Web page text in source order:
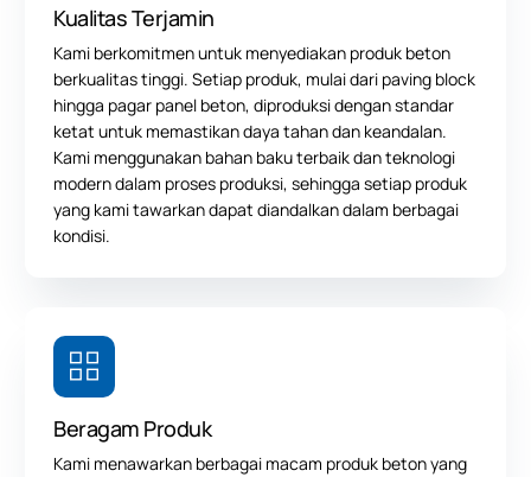
Kualitas Terjamin
Kami berkomitmen untuk menyediakan produk beton
berkualitas tinggi. Setiap produk, mulai dari paving block
hingga pagar panel beton, diproduksi dengan standar
ketat untuk memastikan daya tahan dan keandalan.
Kami menggunakan bahan baku terbaik dan teknologi
modern dalam proses produksi, sehingga setiap produk
yang kami tawarkan dapat diandalkan dalam berbagai
kondisi.
Beragam Produk
Kami menawarkan berbagai macam produk beton yang